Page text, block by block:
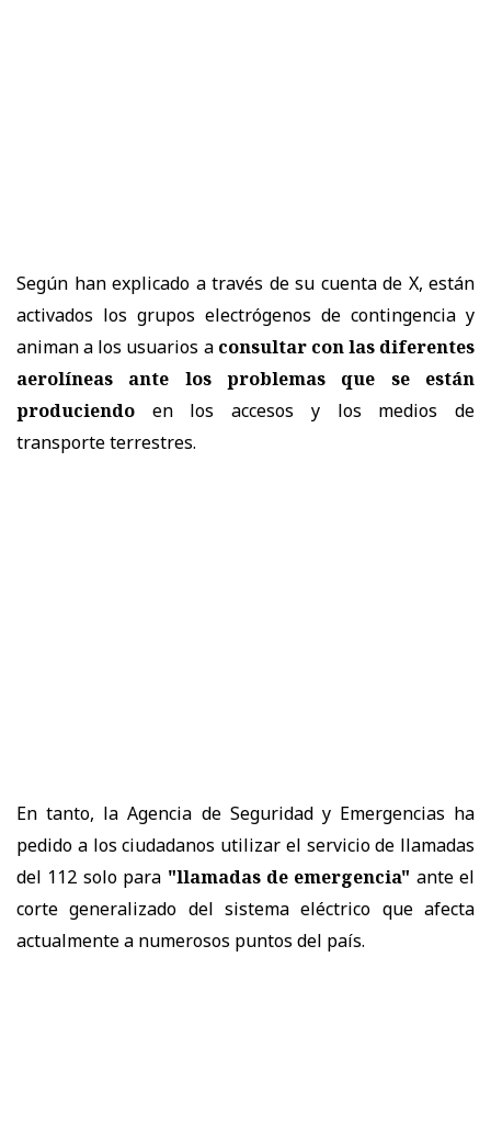
Según han explicado a través de su cuenta de X, están
activados los grupos electrógenos de contingencia y
animan a los usuarios aconsultar con las diferentes
aerolíneas ante los problemas que se están
produciendo en los accesos y los medios de
transporte terrestres.
En tanto, la Agencia de Seguridad y Emergencias ha
pedido a los ciudadanos utilizar el servicio de llamadas
del 112 solo para "llamadas de emergencia" ante el
corte generalizado del sistema eléctrico que afecta
actualmente a numerosos puntos del país.